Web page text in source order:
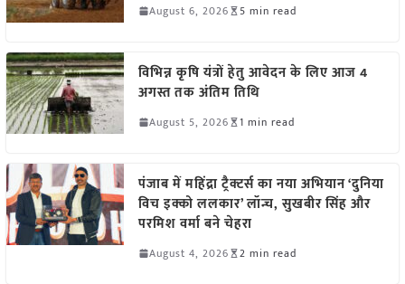
August 6, 2026 5 min read
विभिन्न कृषि यंत्रों हेतु आवेदन के लिए आज 4
अगस्त तक अंतिम तिथि
August 5, 2026 1 min read
पंजाब में महिंद्रा ट्रैक्टर्स का नया अभियान ‘दुनिया
विच इक्को ललकार’ लॉन्च, सुखबीर सिंह और
परमिश वर्मा बने चेहरा
August 4, 2026 2 min read